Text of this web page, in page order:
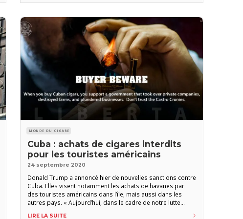
MONDE DU CIGARE
Cuba : achats de cigares interdits
pour les touristes américains
24 septembre 2020
Donald Trump a annoncé hier de nouvelles sanctions contre
Cuba. Elles visent notamment les achats de havanes par
des touristes américains dans l’île, mais aussi dans les
autres pays. « Aujourd’hui, dans le cadre de notre lutte
LIRE LA SUITE